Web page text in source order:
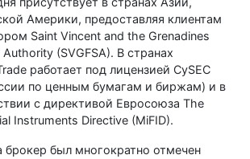
Америки, предоставляя клиентам
Saint Vincent and the Grenadines
Authority (SVGFSA). В странах
работает под лицензией CySEC
по ценным бумагам и биржам) и в
с директивой Евросоюза The
Instruments Directive (MiFID).
брокер был многократно отмечен